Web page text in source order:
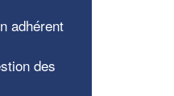
adhérent
des